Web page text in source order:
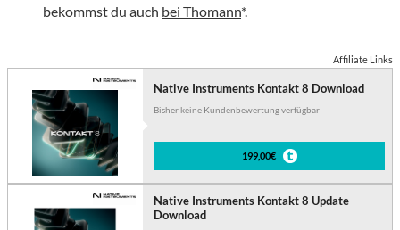
bekommst du auch bei Thomann*.
Affiliate Links
Native Instruments Kontakt 8 Download
Bisher keine Kundenbewertung verfügbar
199,00€
Native Instruments Kontakt 8 Update
Download